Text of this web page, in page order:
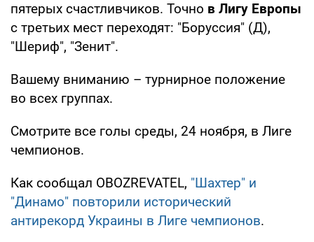
пятерых счастливчиков. Точно в Лигу Европы
с третьих мест переходят: "Боруссия" (Д),
"Шериф", "Зенит".
Вашему вниманию – турнирное положение
во всех группах.
Смотрите все голы среды, 24 ноября, в Лиге
чемпионов.
Как сообщал OBOZREVATEL, "Шахтер" и
"Динамо" повторили исторический
антирекорд Украины в Лиге чемпионов.